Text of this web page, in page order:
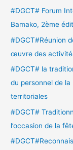
r
:
#DGCT# Forum
Bamako, 2ème
#DGCT#Réunion
œuvre des
#DGCT# la
du personnel de
territoriales
#DGCT#
l’occasion de la